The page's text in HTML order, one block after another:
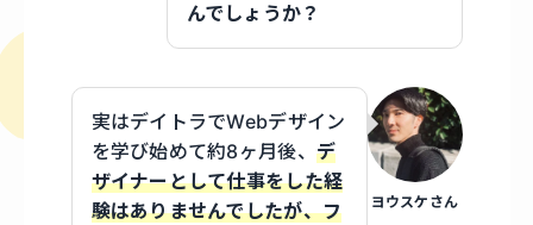
んでしょうか？
ヨウスケさん
実はデイトラでWebデザイン
を学び始めて約8ヶ月後、 デ
ザイナーとして仕事をした経
験はありませんでしたが、フ